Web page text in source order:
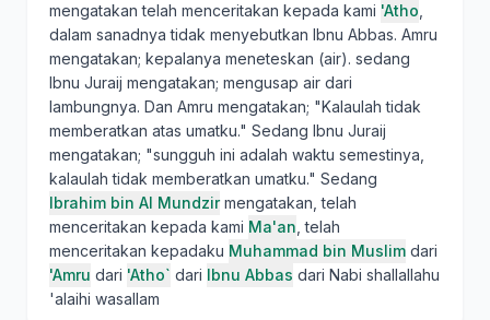
mengatakan telah menceritakan kepada kami 'Atho
dalam sanadnya tidak menyebutkan Ibnu Abbas. Amru
mengatakan; kepalanya meneteskan (air). sedang
Ibnu Juraij mengatakan; mengusap air dari
lambungnya. Dan Amru mengatakan; "Kalaulah tidak
memberatkan atas umatku." Sedang Ibnu Juraij
mengatakan; "sungguh ini adalah waktu semestinya,
kalaulah tidak memberatkan umatku." Sedang
Ibrahim bin Al Mundzirmengatakan, telah
menceritakan kepada kami Ma'an , telah
menceritakan kepadaku Muhammad bin Muslim dari
'Amru dari 'Atho` dari Ibnu Abbas dari Nabi shallallahu
'alaihi wasallam